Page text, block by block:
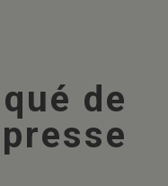
de
presse